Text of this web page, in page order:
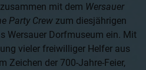
zusammen mit dem Wersauer
Party Crew zum diesjährigen
Wersauer Dorfmuseum ein. Mit
vieler freiwilliger Helfer aus
Zeichen der 700-Jahre-Feier,